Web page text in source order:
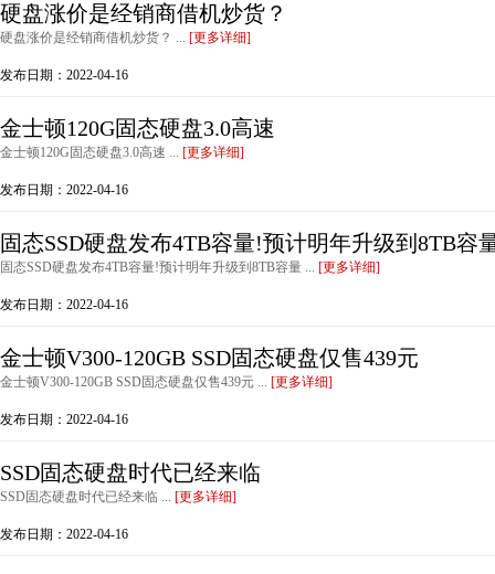
硬盘涨价是经销商借机炒货？
硬盘涨价是经销商借机炒货？ ... [更多详细]
发布日期：2022-04-16
金士顿120G固态硬盘3.0高速
金士顿120G固态硬盘3.0高速 ... [更多详细]
发布日期：2022-04-16
固态SSD硬盘发布4TB容量!预计明年升级到8TB容
固态SSD硬盘发布4TB容量!预计明年升级到8TB容量 ... [更多详细]
发布日期：2022-04-16
金士顿V300-120GB SSD固态硬盘仅售439元
金士顿V300-120GB SSD固态硬盘仅售439元 ... [更多详细]
发布日期：2022-04-16
SSD固态硬盘时代已经来临
SSD固态硬盘时代已经来临 ... [更多详细]
发布日期：2022-04-16